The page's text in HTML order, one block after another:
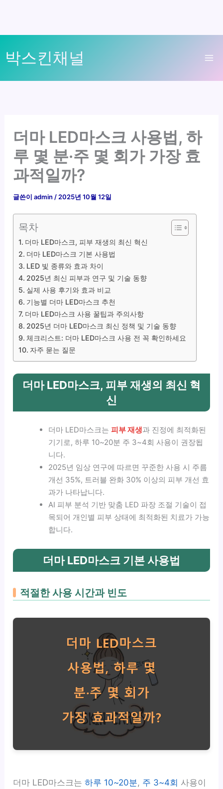
텐
로
박스킨채널
더마 LED마스크 사용법, 하
루 몇 분·주 몇 회가 가장 효
과적일까?
글쓴이admin / 2025년 10월 12일
목차
더마 LED마스크, 피부 재생의 최신 혁신
더마 LED마스크 기본 사용법
LED 빛 종류와 효과 차이
2025년 최신 피부과 연구 및 기술 동향
실제 사용 후기와 효과 비교
기능별 더마 LED마스크 추천
더마 LED마스크 사용 꿀팁과 주의사항
2025년 더마 LED마스크 최신 정책 및 기술 동향
체크리스트: 더마 LED마스크 사용 전 꼭 확인하세요
자주 묻는 질문
더마 LED마스크, 피부 재생의 최신 혁
신
더마 LED마스크는피부 재생과 진정에 최적화된
기기로, 하루 10~20분 주 3~4회 사용이 권장됩
니다.
2025년 임상 연구에 따르면 꾸준한 사용 시 주름
개선 35%, 트러블 완화 30% 이상의 피부 개선 효
과가 나타납니다.
AI 피부 분석 기반 맞춤 LED 파장 조절 기술이 접
목되어 개인별 피부 상태에 최적화된 치료가 가능
합니다.
더마 LED마스크 기본 사용법
적절한 사용 시간과 빈도
더마 LED마스크는하루 10~20분, 주 3~4회 사용이